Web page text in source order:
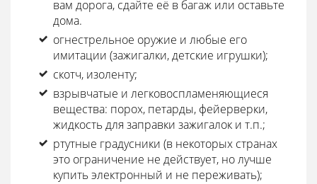
вам дорога, сдайте её в багаж или оставьте
дома.
огнестрельное оружие и любые его
имитации (зажигалки, детские игрушки);
скотч, изоленту;
взрывчатые и легковоспламеняющиеся
вещества: порох, петарды, фейерверки,
жидкость для заправки зажигалок и т.п.;
ртутные градусники (в некоторых странах
это ограничение не действует, но лучше
купить электронный и не переживать);